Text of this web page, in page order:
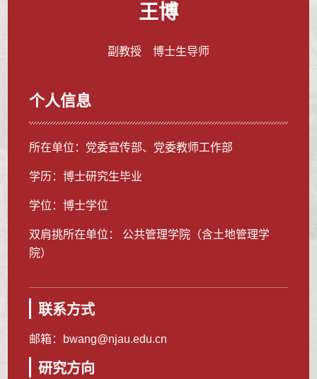
王博
副教授 博士生导师
个人信息
所在单位：党委宣传部、党委教师工作部
学历：博士研究生毕业
学位：博士学位
双肩挑所在单位： 公共管理学院（含土地管理学
院）
联系方式
邮箱： bwang@njau.edu.cn
研究方向